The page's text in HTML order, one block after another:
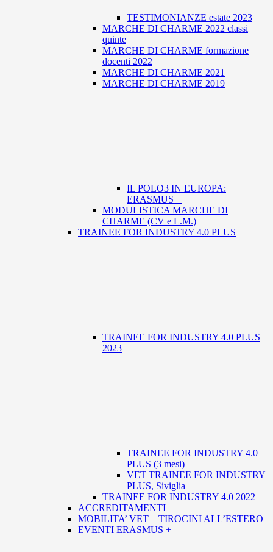
TESTIMONIANZE estate 2023
MARCHE DI CHARME 2022 classi
quinte
MARCHE DI CHARME formazione
docenti 2022
MARCHE DI CHARME 2021
MARCHE DI CHARME 2019
IL POLO3 IN EUROPA:
ERASMUS +
MODULISTICA MARCHE DI
CHARME (CV e L.M.)
TRAINEE FOR INDUSTRY 4.0 PLUS
TRAINEE FOR INDUSTRY 4.0 PLUS
2023
TRAINEE FOR INDUSTRY 4.0
PLUS (3 mesi)
VET TRAINEE FOR INDUSTRY
PLUS, Siviglia
TRAINEE FOR INDUSTRY 4.0 2022
ACCREDITAMENTI
MOBILITA’ VET – TIROCINI ALL’ESTERO
EVENTI ERASMUS +